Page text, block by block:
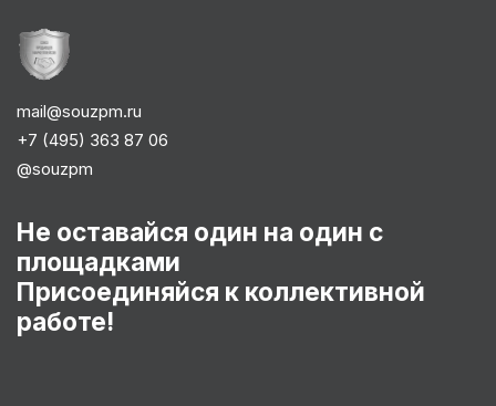
mail@souzpm.ru
+7 (495) 363 87 06
@souzpm
Не оставайся один на один с
площадками
Присоединяйся к коллективной
работе!